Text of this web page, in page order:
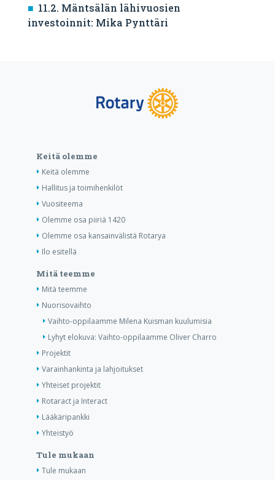
11.2. Mäntsälän lähivuosien
investoinnit: Mika Pynttäri
Keitä olemme
Keitä olemme
Hallitus ja toimihenkilöt
Vuositeema
Olemme osa piiriä 1420
Olemme osa kansainvälistä Rotarya
Ilo esitellä
Mitä teemme
Mitä teemme
Nuorisovaihto
Vaihto-oppilaamme Milena Kuisman kuulumisia
Lyhyt elokuva: Vaihto-oppilaamme Oliver Charro
Projektit
Varainhankinta ja lahjoitukset
Yhteiset projektit
Rotaract ja Interact
Lääkäripankki
Yhteistyö
Tule mukaan
Tule mukaan